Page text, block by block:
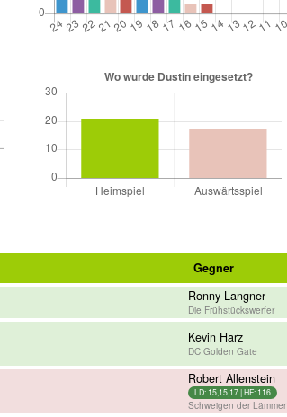
Gegner
Ronny Langner
Die Frühstückswerfer
Kevin Harz
DC Golden Gate
Robert Allenstein
LD: 15,15,17 | HF: 116
Schweigen der Lämmer